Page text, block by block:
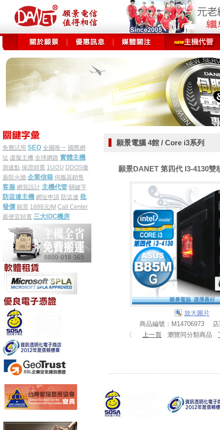
免費試用 SEO 全國唯一 國際網
址 虛擬主機 全球網路 實體主機
測速點 保證頻寬 1U/2U DDOS傲
盾防火牆 企業信箱 伺服器銷售
客服 網頁設計 主機代管 關鍵字
防盜連主機 網址申請 防盜連 批
發價 願景 1888元/M Call Center
最便宜頻寬 三大IDC機房
願景電腦 4館 / Core i3系列
願景DANET 第四代 I3-4130
放大圖片
商品編號：M14706973 店
〈
上一頁 瀏覽同分類商品